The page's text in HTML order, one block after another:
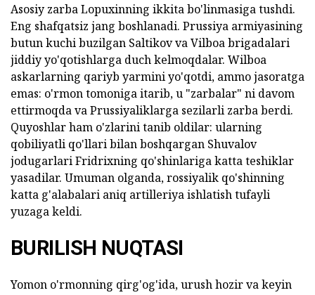
Asosiy zarba Lopuxinning ikkita bo'linmasiga tushdi.
Eng shafqatsiz jang boshlanadi. Prussiya armiyasining
butun kuchi buzilgan Saltikov va Vilboa brigadalari
jiddiy yo'qotishlarga duch kelmoqdalar. Wilboa
askarlarning qariyb yarmini yo'qotdi, ammo jasoratga
emas: o'rmon tomoniga itarib, u "zarbalar" ni davom
ettirmoqda va Prussiyaliklarga sezilarli zarba berdi.
Quyoshlar ham o'zlarini tanib oldilar: ularning
qobiliyatli qo'llari bilan boshqargan Shuvalov
jodugarlari Fridrixning qo'shinlariga katta teshiklar
yasadilar. Umuman olganda, rossiyalik qo'shinning
katta g'alabalari aniq artilleriya ishlatish tufayli
yuzaga keldi.
BURILISH NUQTASI
Yomon o'rmonning qirg'og'ida, urush hozir va keyin